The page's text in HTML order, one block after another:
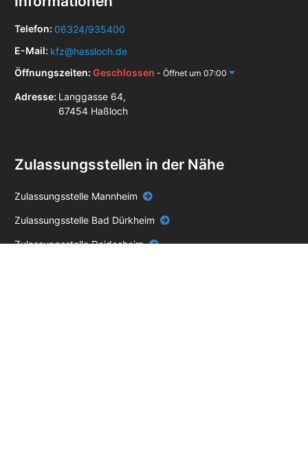
Telefon: 06324/935400
E-Mail: kfz@hassloch.de
Öffnungszeiten: Geschlossen - Öffnet um 07:00
Adresse: Langgasse 64,
67454 Haßloch
Zulassungsstellen in der Nähe
Zulassungsstelle Mannheim
Zulassungsstelle Bad Dürkheim
Zulassungsstelle Deidesheim